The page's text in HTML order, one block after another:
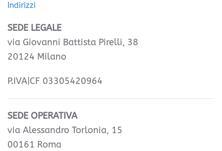
Indirizzi
SEDE LEGALE
via Giovanni Battista Pirelli, 38
20124 Milano
P.IVA|CF 03305420964
SEDE OPERATIVA
via Alessandro Torlonia, 15
00161 Roma